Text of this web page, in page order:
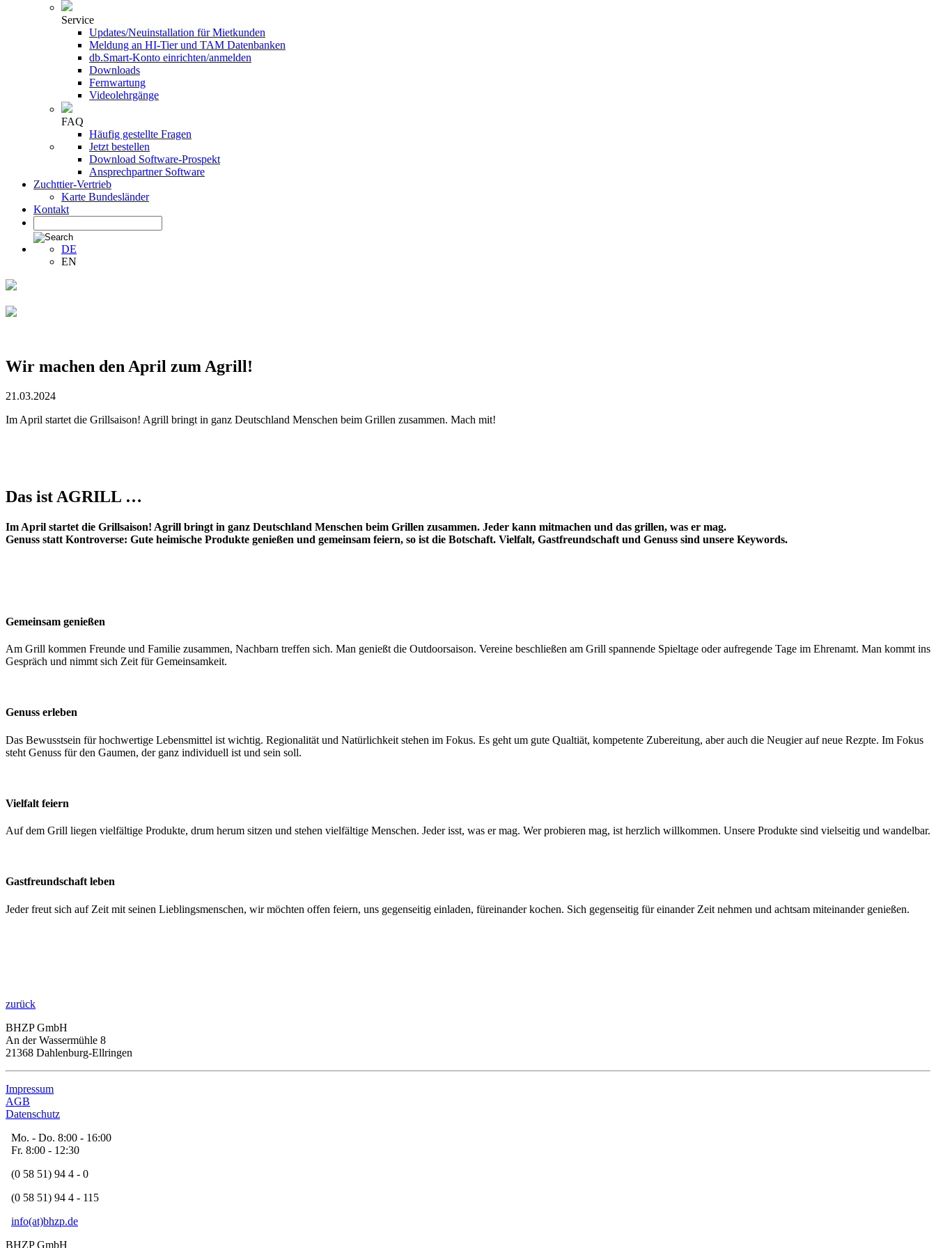
Service
Updates/Neuinstallation für Mietkunden
Meldung an HI-Tier und TAM Datenbanken
db.Smart-Konto einrichten/anmelden
Downloads
Fernwartung
Videolehrgänge
FAQ
Häufig gestellte Fragen
Jetzt bestellen
Download Software-Prospekt
Ansprechpartner Software
Zuchttier-Vertrieb
Karte Bundesländer
Kontakt
DE
EN
Wir machen den April zum Agrill!
21.03.2024
Im April startet die Grillsaison! Agrill bringt in ganz Deutschland Menschen beim Grillen zusammen. Mach mit!
Das ist AGRILL …
Im April startet die Grillsaison! Agrill bringt in ganz Deutschland Menschen beim Grillen zusammen. Jeder kann mitmachen und das grillen, was er mag.
Genuss statt Kontroverse: Gute heimische Produkte genießen und gemeinsam feiern, so ist die Botschaft. Vielfalt, Gastfreundschaft und Genuss sind unsere Keywords.
Gemeinsam genießen
Am Grill kommen Freunde und Familie zusammen, Nachbarn treffen sich. Man genießt die Outdoorsaison. Vereine beschließen am Grill spannende Spieltage oder aufregende Tage im Ehrenamt. Man kommt ins
Gespräch und nimmt sich Zeit für Gemeinsamkeit.
Genuss erleben
Das Bewusstsein für hochwertige Lebensmittel ist wichtig. Regionalität und Natürlichkeit stehen im Fokus. Es geht um gute Qualtiät, kompetente Zubereitung, aber auch die Neugier auf neue Rezpte. Im Fokus
steht Genuss für den Gaumen, der ganz individuell ist und sein soll.
Vielfalt feiern
Auf dem Grill liegen vielfältige Produkte, drum herum sitzen und stehen vielfältige Menschen. Jeder isst, was er mag. Wer probieren mag, ist herzlich willkommen. Unsere Produkte sind vielseitig und wandelbar.
Gastfreundschaft leben
Jeder freut sich auf Zeit mit seinen Lieblingsmenschen, wir möchten offen feiern, uns gegenseitig einladen, füreinander kochen. Sich gegenseitig für einander Zeit nehmen und achtsam miteinander genießen.
zurück
BHZP GmbH
An der Wassermühle 8
21368 Dahlenburg-Ellringen
Impressum
AGB
Datenschutz
Mo. - Do. 8:00 - 16:00
Fr. 8:00 - 12:30
(0 58 51) 94 4 - 0
(0 58 51) 94 4 - 115
info(at)bhzp.de
BHZP GmbH